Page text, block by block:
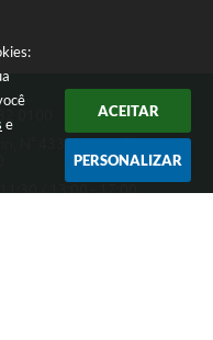
e
ACEITAR
PERSONALIZAR
0100
N° 433 - Pampuã | CEP:
/ 13:00 - 17:00